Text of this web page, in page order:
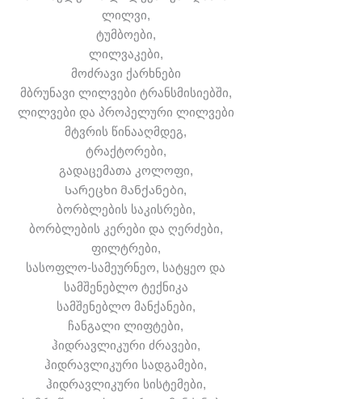
ლილვი,
ტუმბოები,
ლილვაკები,
მოძრავი ქარხნები
მბრუნავი ლილვები ტრანსმისიებში,
ლილვები და პროპელური ლილვები
მტვრის წინააღმდეგ,
ტრაქტორები,
გადაცემათა კოლოფი,
Სარეცხი მანქანები,
ბორბლების საკისრები,
ბორბლების კერები და ღერძები,
ფილტრები,
სასოფლო-სამეურნეო, სატყეო და
სამშენებლო ტექნიკა
სამშენებლო მანქანები,
ჩანგალი ლიფტები,
ჰიდრავლიკური ძრავები,
ჰიდრავლიკური სადგამები,
ჰიდრავლიკური სისტემები,